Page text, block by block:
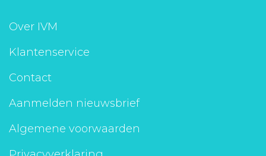
Over IVM
Klantenservice
Contact
Aanmelden nieuwsbrief
Algemene voorwaarden